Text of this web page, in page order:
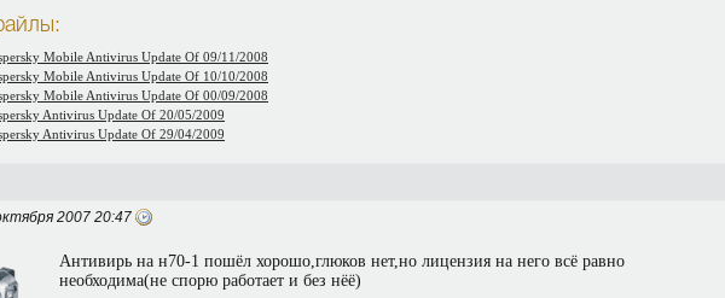
Mobile Antivirus Update Of 09/11/2008
Mobile Antivirus Update Of 10/10/2008
Mobile Antivirus Update Of 00/09/2008
Antivirus Update Of 20/05/2009
Antivirus Update Of 29/04/2009
2007 20:47
Антивирь на н70-1 пошёл хорошо,глюков нет,но лицензия на него всё равно
необходима(не спорю работает и без нёё)